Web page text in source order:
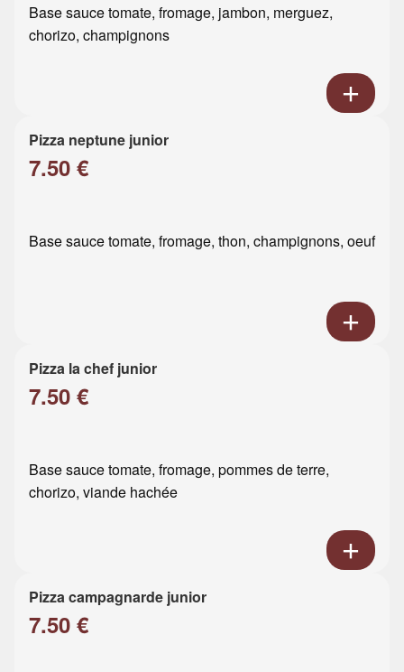
Base sauce tomate, fromage, jambon, merguez,
chorizo, champignons
Pizza neptune junior
7.50 €
Base sauce tomate, fromage, thon, champignons, oeuf
Pizza la chef junior
7.50 €
Base sauce tomate, fromage, pommes de terre,
chorizo, viande hachée
Pizza campagnarde junior
7.50 €